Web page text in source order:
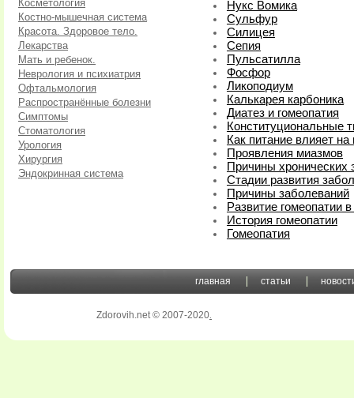
Косметология
Костно-мышечная система
Красота. Здоровое тело.
Лекарства
Мать и ребенок.
Неврология и психиатрия
Офтальмология
Распространённые болезни
Симптомы
Стоматология
Урология
Хирургия
Эндокринная система
Нукс Вомика
Сульфур
Силицея
Сепия
Пульсатилла
Фосфор
Ликоподиум
Калькарея карбоника
Диатез и гомеопатия
Конституциональные
Как питание влияет
Проявления миазмов
Причины хронических
Стадии развития
Причины заболеваний
Развитие гомеопатии
История гомеопатии
Гомеопатия
главная статьи
Zdorovih.net © 2007-2020